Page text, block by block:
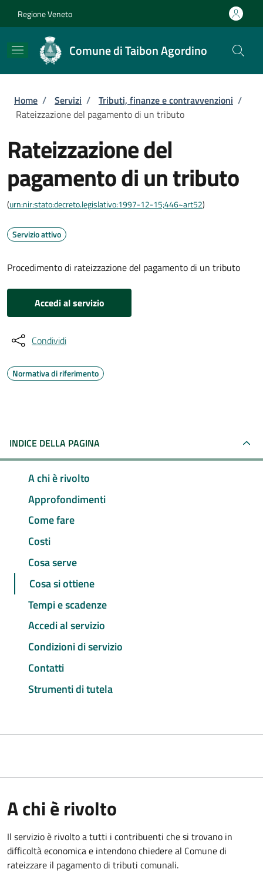
Regione Veneto
Comune di Taibon Agordino
Briciole di pane
Home / Servizi / Tributi, finanze e contravvenzioni /
Rateizzazione del pagamento di un tributo
Rateizzazione del
pagamento di un tributo
(urn:nir:stato:decreto.legislativo:1997-12-15;446~art52)
Servizio attivo
Procedimento di rateizzazione del pagamento di un tributo
Accedi al servizio
Condividi
Normativa di riferimento
INDICE DELLA PAGINA
A chi è rivolto
Approfondimenti
Come fare
Costi
Cosa serve
Cosa si ottiene
Tempi e scadenze
Accedi al servizio
Condizioni di servizio
Contatti
Strumenti di tutela
A chi è rivolto
Il servizio è rivolto a tutti i contribuenti che si trovano in
difficoltà economica e intendono chiedere al Comune di
rateizzare il pagamento di tributi comunali.